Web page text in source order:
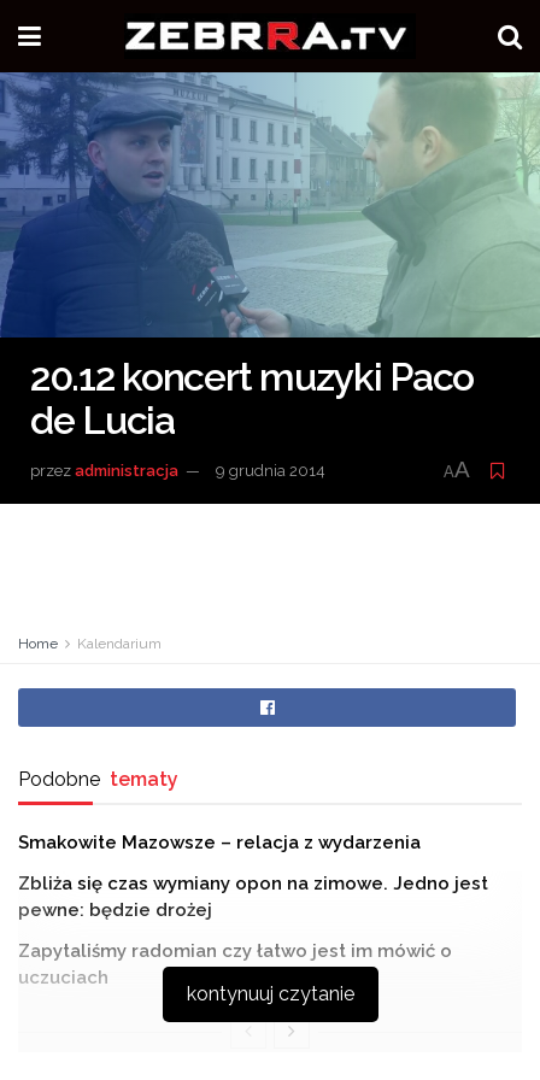
20.12 koncert muzyki Paco
de Lucia
przez administracja 9 grudnia 2014 AA
Home Kalendarium
Podobne tematy
Smakowite Mazowsze – relacja z wydarzenia
Zbliża się czas wymiany opon na zimowe. Jedno jest
pewne: będzie drożej
Zapytaliśmy radomian czy łatwo jest im mówić o
uczuciach
kontynuuj czytanie